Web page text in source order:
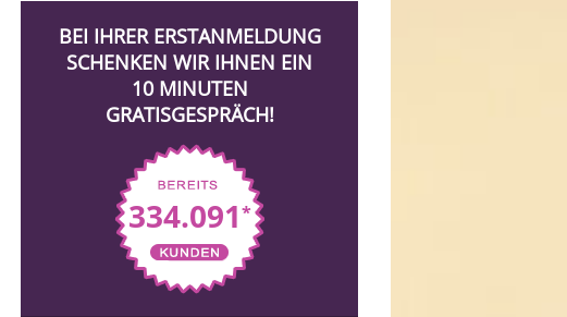
BEI IHRER ERSTANMELDUNG
SCHENKEN WIR IHNEN EIN
10 MINUTEN
GRATISGESPRÄCH!
334.091*